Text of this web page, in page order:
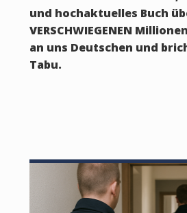
und hochaktuelles Buch
VERSCHWIEGENEN
an uns Deutschen und
Tabu.